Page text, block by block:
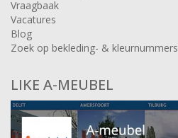
Vraagbaak
Vacatures
Blog
Zoek op bekleding- & kleurnummers
LIKE A-MEUBEL